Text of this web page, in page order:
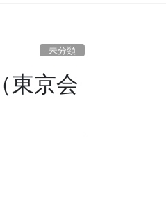
未分類
東京会